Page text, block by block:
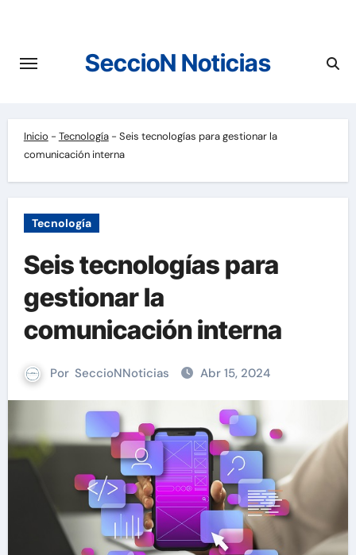
contenido
SeccioN Noticias
Inicio - Tecnología- Seis tecnologías para gestionar la
comunicación interna
Tecnología
Seis tecnologías para
gestionar la
comunicación interna
Por SeccioNNoticias Abr 15, 2024